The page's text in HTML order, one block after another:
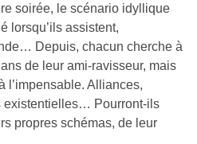
soirée, le scénario idyllique
lorsqu’ils assistent,
Depuis, chacun cherche à
de leur ami-ravisseur, mais
l’impensable. Alliances,
existentielles… Pourront-ils
propres schémas, de leur